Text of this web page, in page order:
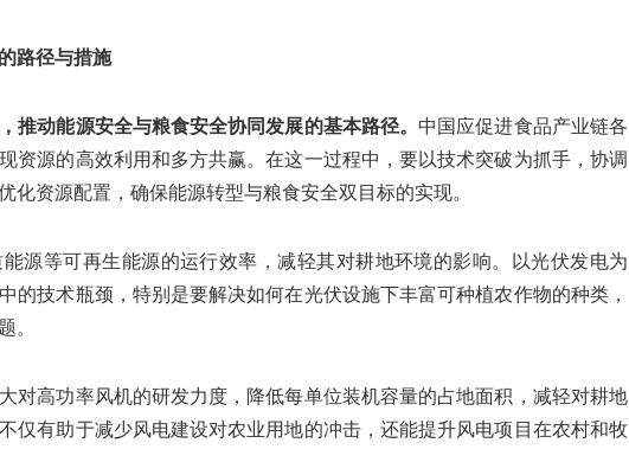
路径与措施
推动能源安全与粮食安全协同发展的基本路径。 中国应促进食品产业链各
资源的高效利用和多方共赢。在这一过程中，要以技术突破为抓手，协调
化资源配置，确保能源转型与粮食安全双目标的实现。
源等可再生能源的运行效率，减轻其对耕地环境的影响。以光伏发电为
的技术瓶颈，特别是要解决如何在光伏设施下丰富可种植农作物的种类，
。
对高功率风机的研发力度，降低每单位装机容量的占地面积，减轻对耕地
仅有助于减少风电建设对农业用地的冲击，还能提升风电项目在农村和牧